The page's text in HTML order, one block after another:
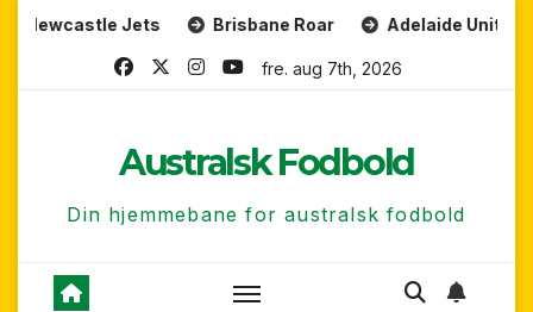
Skip
Jets Brisbane Roar Adelaide United FC
fre. aug 7th, 2026
Australsk Fodbold
Din hjemmebane for australsk fodbold